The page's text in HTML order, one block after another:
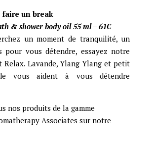
un break
& shower body oil 55 ml – 61€
un moment de tranquilité, un
pour vous détendre, essayez notre
Relax. Lavande, Ylang Ylang et petit
vous aident à vous détendre
nos produits de la gamme
Associates sur notre